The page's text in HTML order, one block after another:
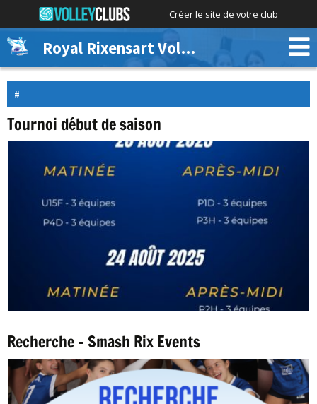
Créer le site de votre club
Royal Rixensart Volley
Tournoi début de saison
Recherche – Smash Rix Events